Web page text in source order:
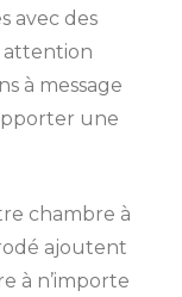
avec des
attention
à message
une
chambre à
ajoutent
à n’importe